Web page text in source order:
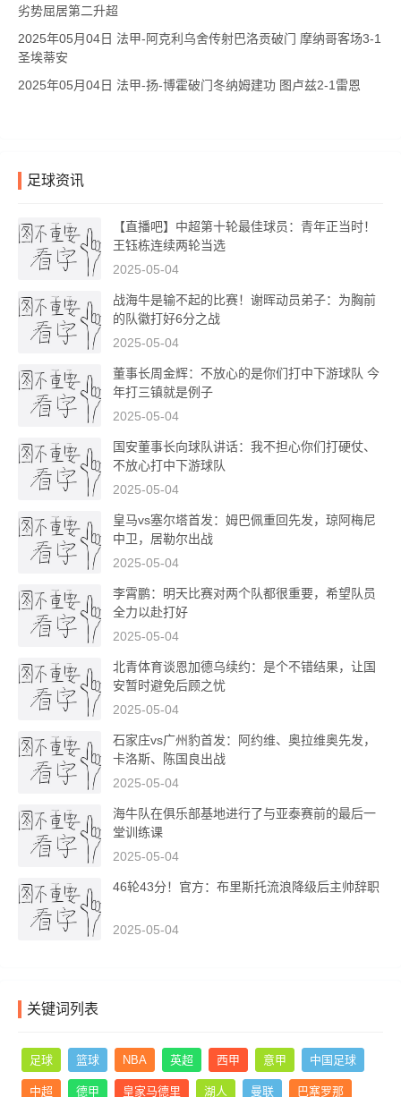
劣势屈居第二升超
2025年05月04日 法甲-阿克利乌舍传射巴洛贡破门 摩纳哥客场3-1
圣埃蒂安
2025年05月04日 法甲-扬-博霍破门冬纳姆建功 图卢兹2-1雷恩
足球资讯
【直播吧】中超第十轮最佳球员：青年正当时！
王钰栋连续两轮当选
2025-05-04
战海牛是输不起的比赛！谢晖动员弟子：为胸前
的队徽打好6分之战
2025-05-04
董事长周金辉：不放心的是你们打中下游球队 今
年打三镇就是例子
2025-05-04
国安董事长向球队讲话：我不担心你们打硬仗、
不放心打中下游球队
2025-05-04
皇马vs塞尔塔首发：姆巴佩重回先发，琼阿梅尼
中卫，居勒尔出战
2025-05-04
李霄鹏：明天比赛对两个队都很重要，希望队员
全力以赴打好
2025-05-04
北青体育谈恩加德乌续约：是个不错结果，让国
安暂时避免后顾之忧
2025-05-04
石家庄vs广州豹首发：阿约维、奥拉维奥先发，
卡洛斯、陈国良出战
2025-05-04
海牛队在俱乐部基地进行了与亚泰赛前的最后一
堂训练课
2025-05-04
46轮43分！官方：布里斯托流浪降级后主帅辞职
2025-05-04
关键词列表
足球 篮球 NBA 英超 西甲 意甲 中国足球
中超 德甲 皇家马德里 湖人 曼联 巴塞罗那